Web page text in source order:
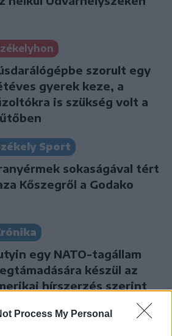
Process My Personal
szorult egy
gyerek keze, a
is szükség volt a
Sport
sokaságával tért
Kőszegről a Godako
egy NATO-tagállam
készül az
hírszerzés szerint
Sport